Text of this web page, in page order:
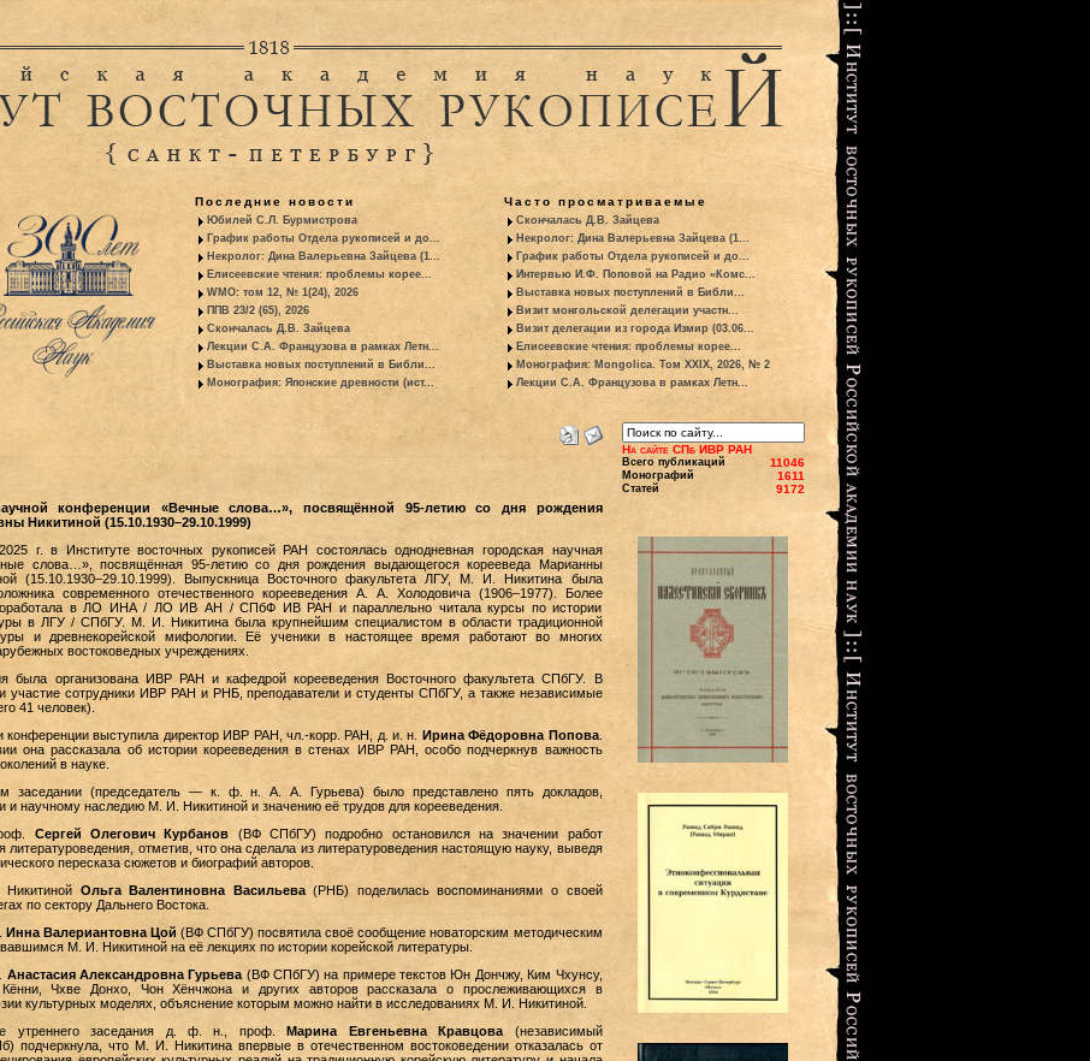
Последние новости
Юбилей С.Л. Бурмистрова
График работы Отдела рукописей и до...
Некролог: Дина Валерьевна Зайцева (1...
Елисеевские чтения: проблемы корее...
WMO: том 12, № 1(24), 2026
ППВ 23/2 (65), 2026
Скончалась Д.В. Зайцева
Лекции С.А. Французова в рамках Летн...
Выставка новых поступлений в Библи...
Монография: Японские древности (ист...
Часто просматриваемые
Скончалась Д.В. Зайцева
Некролог: Дина Валерьевна Зайцева (1...
График работы Отдела рукописей и до...
Интервью И.Ф. Поповой на Радио «Комс...
Выставка новых поступлений в Библи...
Визит монгольской делегации участн...
Визит делегации из города Измир (03.06...
Елисеевские чтения: проблемы корее...
Монография: Mongolica. Том XXIX, 2026, № 2
Лекции С.А. Французова в рамках Летн...
конференции «Вечные слова…», посвящённой 95-летию со дня рождения
Никитиной (15.10.1930–29.10.1999)
г. в Институте восточных рукописей РАН состоялась однодневная городская научная
слова…», посвящённая 95-летию со дня рождения выдающегося корееведа Марианны
(15.10.1930–29.10.1999). Выпускница Восточного факультета ЛГУ, М. И. Никитина была
современного отечественного корееведения А. А. Холодовича (1906–1977). Более
в ЛО ИНА / ЛО ИВ АН / СПбФ ИВ РАН и параллельно читала курсы по истории
в ЛГУ / СПбГУ. М. И. Никитина была крупнейшим специалистом в области традиционной
и древнекорейской мифологии. Её ученики в настоящее время работают во многих
востоковедных учреждениях.
была организована ИВР РАН и кафедрой корееведения Восточного факультета СПбГУ. В
участие сотрудники ИВР РАН и РНБ, преподаватели и студенты СПбГУ, а также независимые
41 человек).
конференции выступила директор ИВР РАН, чл.-корр. РАН, д. и. н. Ирина Фёдоровна Попова.
она рассказала об истории корееведения в стенах ИВР РАН, особо подчеркнув важность
в науке.
заседании (председатель — к. ф. н. А. А. Гурьева) было представлено пять докладов,
и научному наследию М. И. Никитиной и значению её трудов для корееведения.
Сергей Олегович Курбанов (ВФ СПбГУ) подробно остановился на значении работ
литературоведения, отметив, что она сделала из литературоведения настоящую науку, выведя
пересказа сюжетов и биографий авторов.
Ольга Валентиновна Васильева(РНБ) поделилась воспоминаниями о своей
по сектору Дальнего Востока.
ИннаВалериантовна Цой (ВФ СПбГУ) посвятила своё сообщение новаторским методическим
М. И. Никитиной на её лекциях по истории корейской литературы.
Анастасия Александровна Гурьева (ВФ СПбГУ) на примере текстов Юн Дончжу, Ким Чхунсу,
Чхве Донхо, Чон Хёнчжона и других авторов рассказала о прослеживающихся в
культурных моделях, объяснение которым можно найти в исследованиях М. И. Никитиной.
утреннего заседания д. ф. н., проф.Марина Евгеньевна Кравцова (независимый
подчеркнула, что М. И. Никитина впервые в отечественном востоковедении отказалась от
На сайте СПб ИВР РАН
Всего публикаций 11046
Монографий 1611
Статей 9172